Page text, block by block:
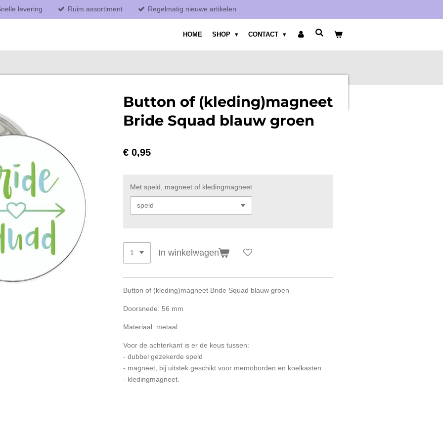
levering Ruim assortiment Regelmatig nieuwe artikelen
HOME SHOP CONTACT
Button of (kleding)magneet
Bride Squad blauw groen
€ 0,95
Met speld, magneet of kledingmagneet
In winkelwagen
Button of (kleding)magneet Bride Squad blauw groen
Doorsnede: 56 mm
Materiaal: metaal
Voor de achterkant is er de keus tussen:
- dubbel gezekerde speld
- magneet, bij uitstek geschikt voor memoborden en koelkasten
- kledingmagneet.